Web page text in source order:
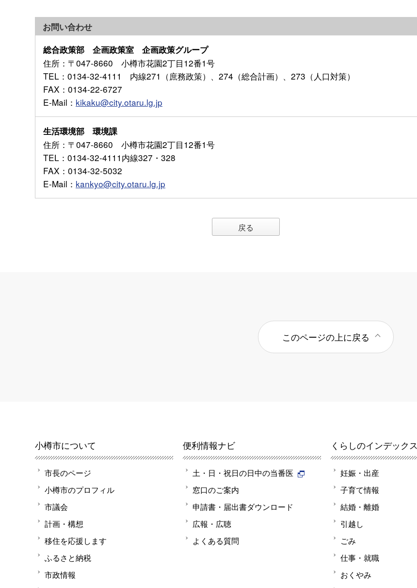
お問い合わせ
総合政策部 企画政策室 企画政策グループ
住所 ：〒047-8660 小樽市花園2丁目12番1号
TEL ：0134-32-4111 内線271（庶務政策）、274（総合計画）、273（人口対策）
FAX ：0134-22-6727
E-Mail ： kikaku@city.otaru.lg.jp
生活環境部 環境課
住所 ：〒047-8660 小樽市花園2丁目12番1号
TEL ：0134-32-4111内線327・328
FAX ：0134-32-5032
E-Mail ： kankyo@city.otaru.lg.jp
戻る
このページの上に戻る
小樽市について
市長のページ
小樽市のプロフィル
市議会
計画・構想
移住を応援します
ふるさと納税
市政情報
便利情報ナビ
土・日・祝日の日中の当番医
窓口のご案内
申請書・届出書ダウンロード
広報・広聴
よくある質問
くらしのインデックス
妊娠・出産
子育て情報
結婚・離婚
引越し
ごみ
仕事・就職
おくやみ